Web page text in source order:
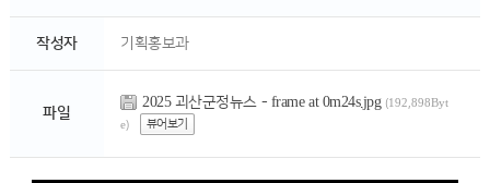
작성자 기획홍보과
파일
2025 괴산군정뉴스 - frame at 0m24s.jpg (192,898Byt
e)
뷰어보기